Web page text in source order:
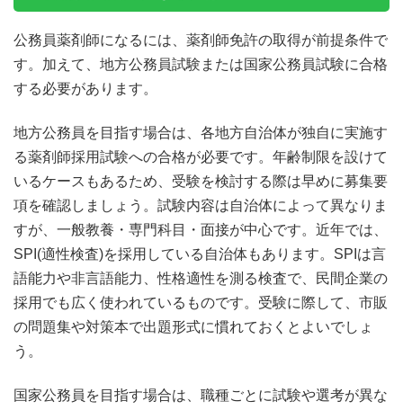
公務員薬剤師になるには、薬剤師免許の取得が前提条件で
す。加えて、地方公務員試験または国家公務員試験に合格
する必要があります。
地方公務員を目指す場合は、各地方自治体が独自に実施す
る薬剤師採用試験への合格が必要です。年齢制限を設けて
いるケースもあるため、受験を検討する際は早めに募集要
項を確認しましょう。試験内容は自治体によって異なりま
すが、一般教養・専門科目・面接が中心です。近年では、
SPI(適性検査)を採用している自治体もあります。SPIは言
語能力や非言語能力、性格適性を測る検査で、民間企業の
採用でも広く使われているものです。受験に際して、市販
の問題集や対策本で出題形式に慣れておくとよいでしょ
う。
国家公務員を目指す場合は、職種ごとに試験や選考が異な